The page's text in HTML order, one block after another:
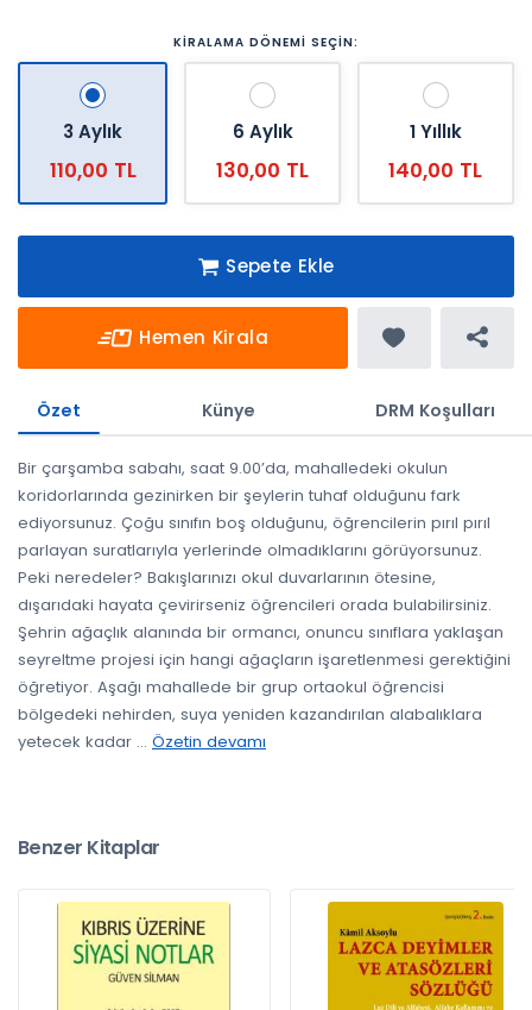
KİRALAMA DÖNEMİ SEÇİN:
3 Aylık
110,00 TL
6 Aylık
130,00 TL
1 Yıllık
140,00 TL
Sepete Ekle
Hemen Kirala
Özet Künye DRM Koşulları
Bir çarşamba sabahı, saat 9.00’da, mahalledeki okulun
koridorlarında gezinirken bir şeylerin tuhaf olduğunu fark
ediyorsunuz. Çoğu sınıfın boş olduğunu, öğrencilerin pırıl pırıl
parlayan suratlarıyla yerlerinde olmadıklarını görüyorsunuz.
Peki neredeler? Bakışlarınızı okul duvarlarının ötesine,
dışarıdaki hayata çevirirseniz öğrencileri orada bulabilirsiniz.
Şehrin ağaçlık alanında bir ormancı, onuncu sınıflara yaklaşan
seyreltme projesi için hangi ağaçların işaretlenmesi gerektiğini
öğretiyor. Aşağı mahallede bir grup ortaokul öğrencisi
bölgedeki nehirden, suya yeniden kazandırılan alabalıklara
yetecek kadar ... Özetin devamı
Benzer Kitaplar